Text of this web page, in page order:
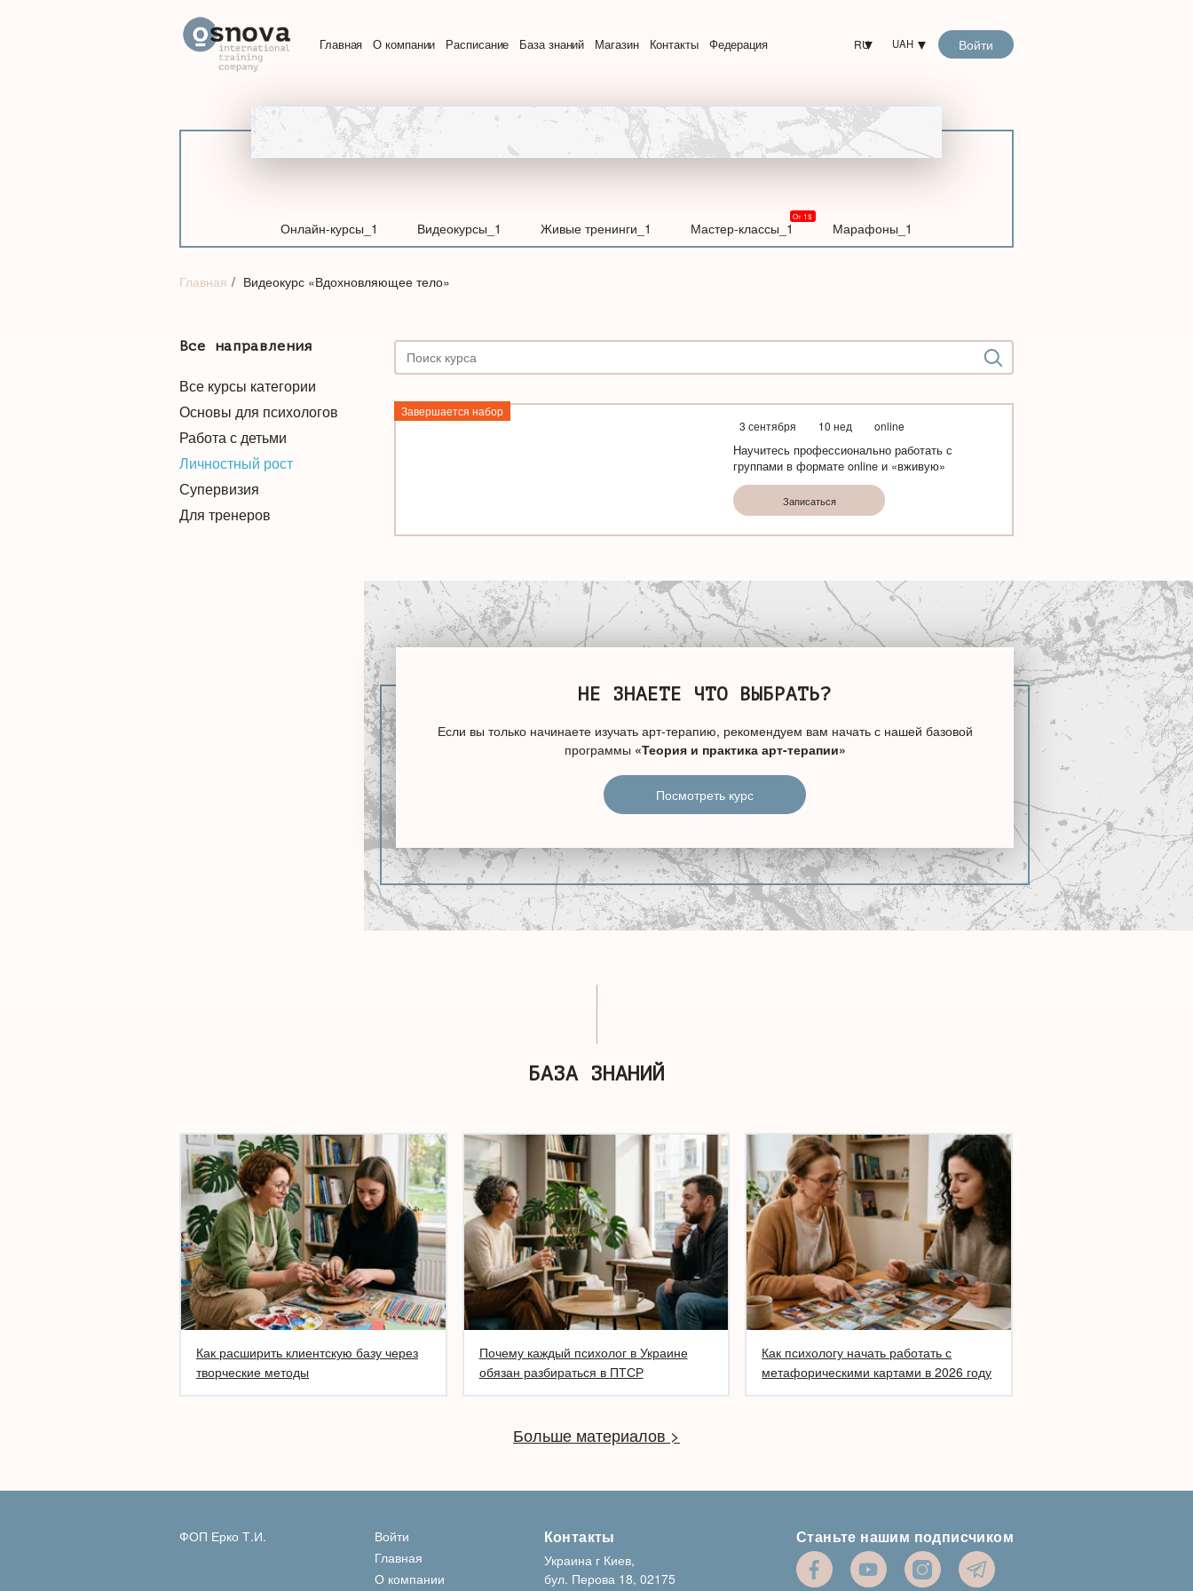
Главная О компании Расписание База знаний Магазин Контакты Федерация RU UAH Войти
Онлайн-курсы_1 Видеокурсы_1 Живые тренинги_1 Мастер-классы_1 Марафоны_1
Главная Видеокурс «Вдохновляющее тело»
Все направления
Все курсы категории
Основы для психологов
Работа с детьми
Личностный рост
Супервизия
Для тренеров
Завершается набор
3 сентября
10 нед online
Научитесь профессионально работать с
группами в формате online и «вживую»
Записаться
НЕ ЗНАЕТЕ ЧТО ВЫБРАТЬ?
Если вы только начинаете изучать арт-терапию, рекомендуем вам начать с нашей базовой
программы «Теория и практика арт-терапии»
Посмотреть курс
БАЗА ЗНАНИЙ
Как расширить клиентскую базу через
творческие методы
Почему каждый психолог в Украине
обязан разбираться в ПТСР
Как психологу начать работать с
метафорическими картами в 2026 году
Больше материалов >
ФОП Ерко Т.И.
Войти
Главная
О компании
Контакты
Украина г Киев,
бул. Перова 18, 02175
Станьте нашим подписчиком